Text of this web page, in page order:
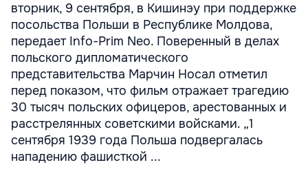
вторник, 9 сентября, в Кишинэу при поддержке
посольства Польши в Республике Молдова,
передает Info-Prim Neo. Поверенный в делах
польского дипломатического
представительства Марчин Носал отметил
перед показом, что фильм отражает трагедию
30 тысяч польских офицеров, арестованных и
расстрелянных советскими войсками. „1
сентября 1939 года Польша подвергалась
нападению фашисткой ...